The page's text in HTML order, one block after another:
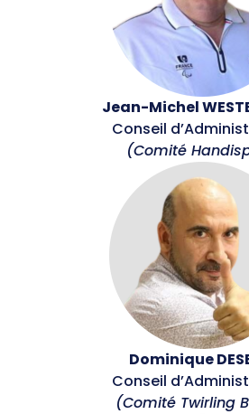
Jean-Michel
Conseil
(Comité
Dominique
Conseil
(Comité Twirling